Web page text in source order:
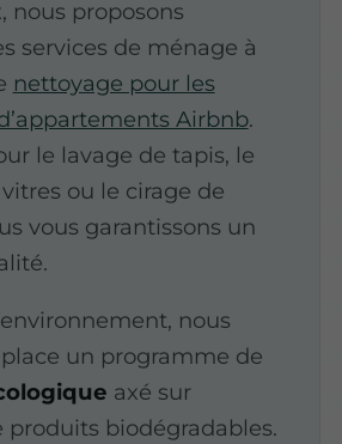
nous proposons
services de ménage à
nettoyage pour les
Airbnb.
le lavage de tapis, le
ou le cirage de
vous garantissons un
nous
un programme de
axé sur
produits biodégradables.